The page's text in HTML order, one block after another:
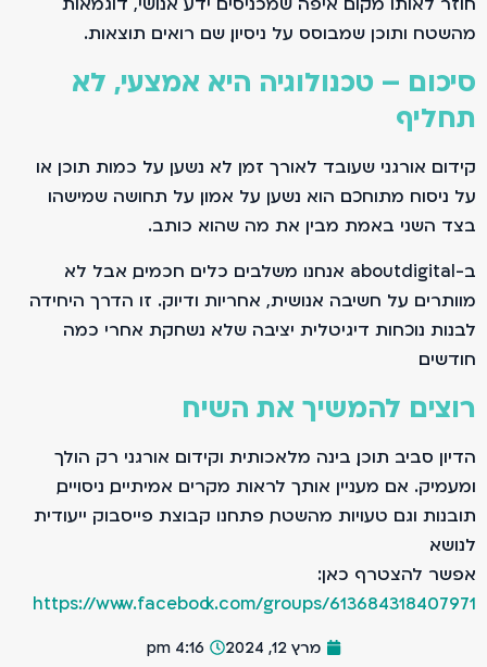
מהשטח ותוכן שמבוסס על ניסיון, שם רואים תוצאות.
סיכום – טכנולוגיה היא אמצעי, לא
תחליף
קידום אורגני שעובד לאורך זמן לא נשען על כמות תוכן או
על ניסוח מתוחכם. הוא נשען על אמון. על תחושה שמישהו
בצד השני באמת מבין את מה שהוא כותב.
ב-aboutdigital אנחנו משלבים כלים חכמים, אבל לא
מוותרים על חשיבה אנושית, אחריות ודיוק. זו הדרך היחידה
לבנות נוכחות דיגיטלית יציבה שלא נשחקת אחרי כמה
חודשים.
רוצים להמשיך את השיח
הדיון סביב תוכן, בינה מלאכותית וקידום אורגני רק הולך
ומעמיק. אם מעניין אותך לראות מקרים אמיתיים, ניסויים,
תובנות וגם טעויות מהשטח, פתחנו קבוצת פייסבוק ייעודית
לנושא.
אפשר להצטרף כאן:
https://www.facebook.com/groups/613684318407971
מרץ 12, 2024 4:16 pm